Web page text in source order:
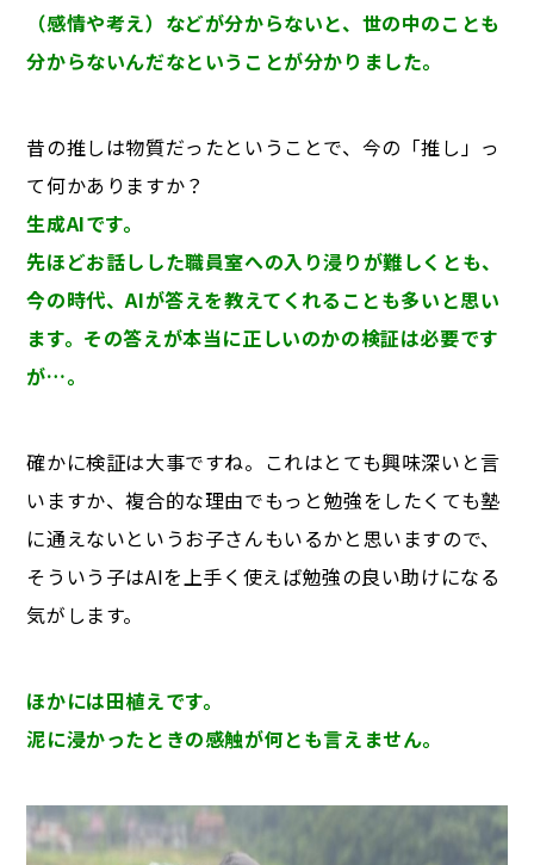
（感情や考え）などが分からないと、世の中のことも
分からないんだなということが分かりました。
昔の推しは物質だったということで、今の「推し」っ
て何かありますか？
生成AIです。
先ほどお話しした職員室への入り浸りが難しくとも、
今の時代、AIが答えを教えてくれることも多いと思い
ます。その答えが本当に正しいのかの検証は必要です
が…。
確かに検証は大事ですね。これはとても興味深いと言
いますか、複合的な理由でもっと勉強をしたくても塾
に通えないというお子さんもいるかと思いますので、
そういう子はAIを上手く使えば勉強の良い助けになる
気がします。
ほかには田植えです。
泥に浸かったときの感触が何とも言えません。